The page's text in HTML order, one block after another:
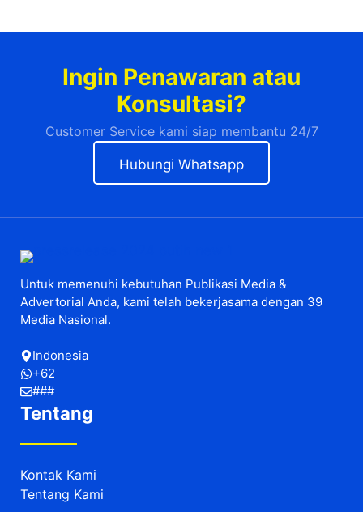
Ingin Penawaran atau
Konsultasi?
Customer Service kami siap membantu 24/7
Hubungi Whatsapp
Untuk memenuhi kebutuhan Publikasi Media &
Advertorial Anda, kami telah bekerjasama dengan 39
Media Nasional.
Indonesia
+62
###
Tentang
Kontak Kami
Tentang Kami